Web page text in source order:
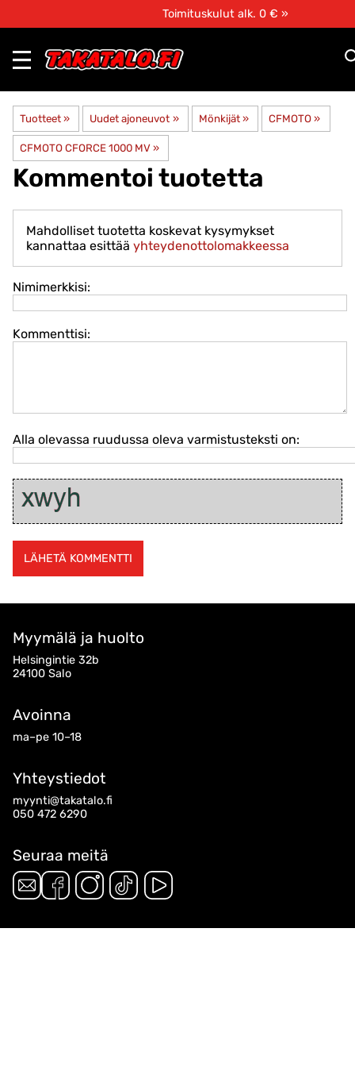
Toimituskulut alk. 0 € »
Tuotteet ‪» Uudet ajoneuvot ‪» Mönkijät ‪» CFMOTO ‪»
CFMOTO CFORCE 1000 MV ‪»
Kommentoi tuotetta
Mahdolliset tuotetta koskevat kysymykset
kannattaa esittää yhteydenottolomakkeessa
Nimimerkkisi:
Kommenttisi:
Alla olevassa ruudussa oleva varmistusteksti on:
Myymälä ja huolto
Helsingintie 32b
24100 Salo
Avoinna
ma–pe 10–18
Yhteystiedot
myynti@takatalo.fi
050 472 6290
Seuraa meitä